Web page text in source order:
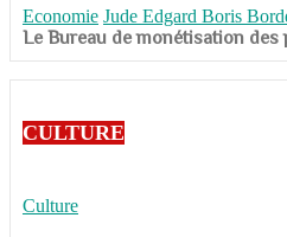
Economie Jude Edgard Boris
​​​​​​​Le Bureau de monétisation des
CULTURE
Culture